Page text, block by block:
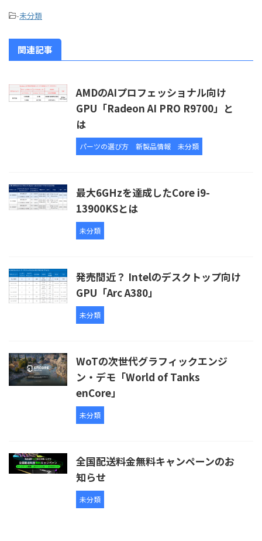
-未分類
関連記事
AMDのAIプロフェッショナル向け
GPU「Radeon AI PRO R9700」と
は
パーツの選び方 新製品情報 未分類
最大6GHzを達成したCore i9-
13900KSとは
未分類
発売間近？ Intelのデスクトップ向け
GPU「Arc A380」
未分類
WoTの次世代グラフィックエンジ
ン・デモ「World of Tanks
enCore」
未分類
全国配送料金無料キャンペーンのお
知らせ
未分類